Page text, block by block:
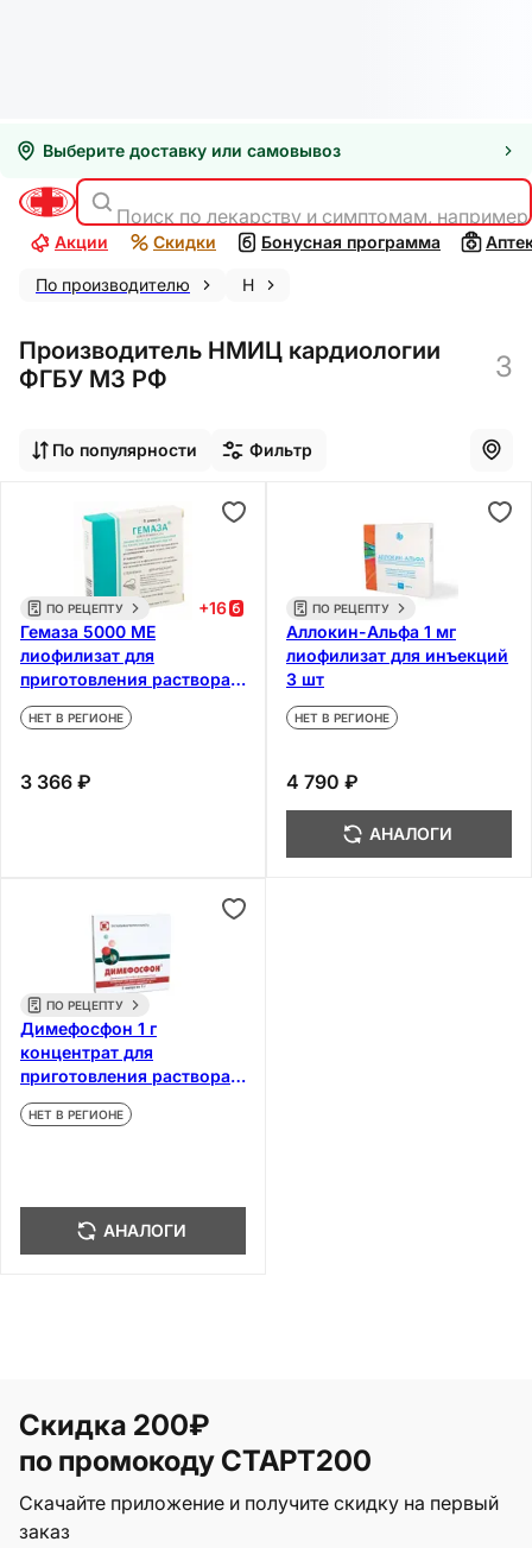
Выберите доставку или самовывоз
Поиск по лекарству и симптомам,
Акции Скидки Бонусная программа
По производителю Н
Производитель НМИЦ кардиологии
ФГБУ МЗ РФ
3
По популярности Фильтр
ПО РЕЦЕПТУ +16
Гемаза 5000 МЕ
лиофилизат для
приготовления раствора
для инъекций 5 шт
НЕТ В РЕГИОНЕ
3 366 ₽
ПО РЕЦЕПТУ
Аллокин-Альфа 1 мг
лиофилизат для инъекций
3 шт
НЕТ В РЕГИОНЕ
4 790 ₽
АНАЛОГИ
ПО РЕЦЕПТУ
Димефосфон 1 г
концентрат для
приготовления раствора
для инъекций 5 шт
НЕТ В РЕГИОНЕ
АНАЛОГИ
Скидка 200₽
по промокоду СТАРТ200
Скачайте приложение и получите скидку на первый
заказ